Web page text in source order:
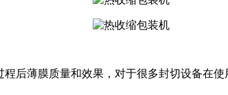
薄膜质量和效果，对于很多封切设备在